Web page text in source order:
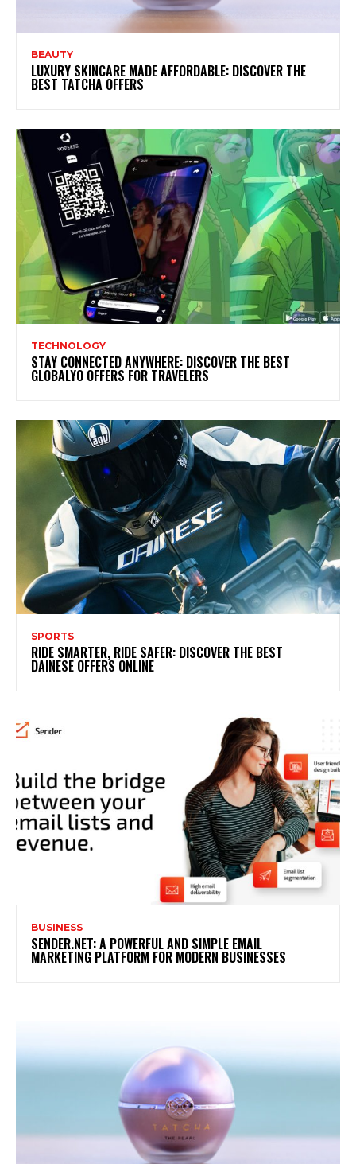
BEAUTY
LUXURY SKINCARE MADE AFFORDABLE: DISCOVER THE
BEST TATCHA OFFERS
TECHNOLOGY
STAY CONNECTED ANYWHERE: DISCOVER THE BEST
GLOBALYO OFFERS FOR TRAVELERS
SPORTS
RIDE SMARTER, RIDE SAFER: DISCOVER THE BEST
DAINESE OFFERS ONLINE
BUSINESS
SENDER.NET: A POWERFUL AND SIMPLE EMAIL
MARKETING PLATFORM FOR MODERN BUSINESSES